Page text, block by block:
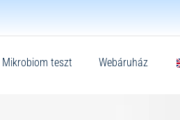
Mikrobiom teszt Webáruház